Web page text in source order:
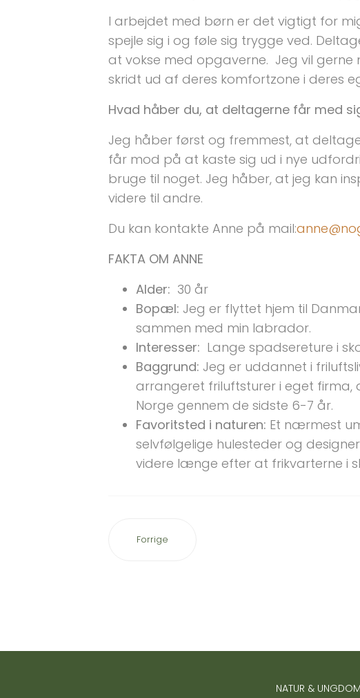
I arbejdet med børn er det vigtigt for
spejle sig i og føle sig trygge ved.
at vokse med opgaverne. Jeg vil
skridt ud af deres komfortzone i deres
Hvad håber du, at deltagerne får med
Jeg håber først og fremmest, at
får mod på at kaste sig ud i nye
bruge til noget. Jeg håber, at jeg kan
videre til andre.
Du kan kontakte Anne på mail:
FAKTA OM ANNE
Alder: 30 år
Bopæl: Jeg er flyttet hjem til
sammen med min labrador.
Interesser: Lange spadsereture i
Baggrund: Jeg er uddannet i
arrangeret friluftsturer i eget firma,
Norge gennem de sidste 6-7 år.
Favoritsted i naturen: Et nærmest
selvfølgelige hulesteder og
videre længe efter at frikvarterne i
Forrige
NATUR &